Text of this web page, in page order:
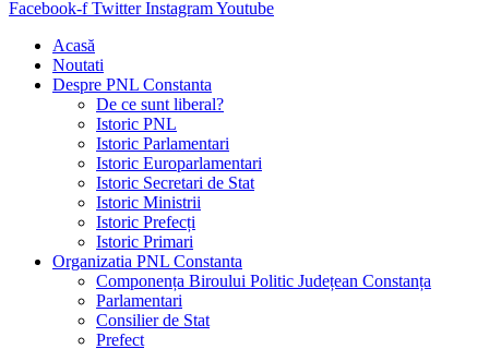
Facebook-f Twitter InstagramYoutube
Acasă
Noutati
Despre PNL Constanta
De ce sunt liberal?
Istoric PNL
Istoric Parlamentari
Istoric Europarlamentari
Istoric Secretari de Stat
Istoric Ministrii
Istoric Prefecți
Istoric Primari
Organizatia PNL Constanta
Componența Biroului Politic Județean Constanța
Parlamentari
Consilier de Stat
Prefect